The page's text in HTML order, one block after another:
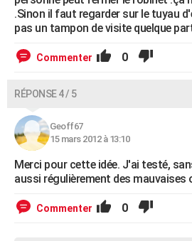
.Sinon il faut regarder sur le tuyau
pas un tampon de visite quelque
Commenter 0
RÉPONSE 4 / 5
Geoff67
15 mars 2012 à 13:10
Merci pour cette idée. J'ai testé,
aussi régulièrement des
Commenter 0